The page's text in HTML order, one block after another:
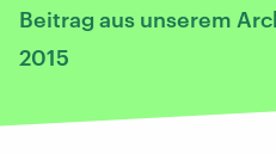
Beitrag aus unserem
2015